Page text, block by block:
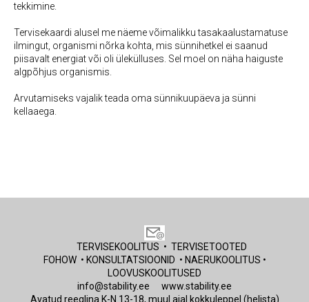
tekkimine.
Tervisekaardi alusel me näeme võimalikku tasakaalustamatuse
ilmingut, organismi nõrka kohta, mis sünnihetkel ei saanud
piisavalt energiat või oli ülekülluses. Sel moel on näha haiguste
algpõhjus organismis.
Arvutamiseks vajalik teada oma sünnikuupäeva ja sünni
kellaaega.
TERVISEKOOLITUS • TERVISETOOTED
FOHOW• KONSULTATSIOONID • NAERUKOOLITUS •
LOOVUSKOOLITUSED
info@stability.ee
www.stability.ee
Avatud reeglina K-N 13-18, muul ajal kokkuleppel (helista)